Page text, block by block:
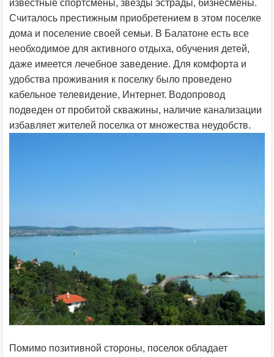
известные спортсмены, звезды эстрады, бизнесмены.
Считалось престижным приобретением в этом поселке
дома и поселение своей семьи. В Балатоне есть все
необходимое для активного отдыха, обучения детей,
даже имеется лечебное заведение. Для комфорта и
удобства проживания к поселку было проведено
кабельное телевидение, Интернет. Водопровод
подведен от пробитой скважины, наличие канализации
избавляет жителей поселка от множества неудобств.
Помимо позитивной стороны, поселок обладает